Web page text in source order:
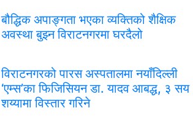
बौद्धिक अपाङ्गता भएका व्यक्तिको शैक्षिक
अवस्था बुझ्न विराटनगरमा घरदैलो
विराटनगरको पारस अस्पतालमा नयाँदिल्ली
‘एम्स’का फिजिसियन डा. यादव आबद्ध, ३ सय
शय्यामा विस्तार गरिने